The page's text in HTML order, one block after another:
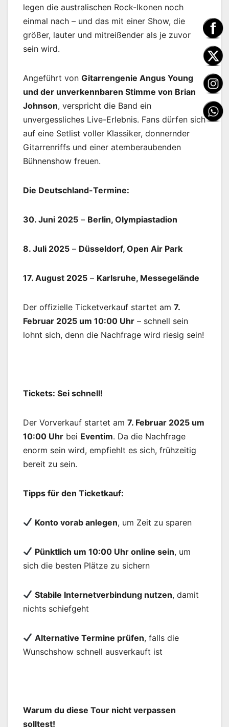
legen die australischen Rock-Ikonen noch
einmal nach – und das mit einer Show, die
größer, lauter und mitreißender als je zuvor
sein wird.
Angeführt von Gitarrengenie Angus Young
und der unverkennbaren Stimme von Brian
Johnson, verspricht die Band ein
unvergessliches Live-Erlebnis. Fans dürfen sich
auf eine Setlist voller Klassiker, donnernder
Gitarrenriffs und einer atemberaubenden
Bühnenshow freuen.
Die Deutschland-Termine:
30. Juni 2025 – Berlin, Olympiastadion
8. Juli 2025 – Düsseldorf, Open Air Park
17. August 2025 – Karlsruhe, Messegelände
Der offizielle Ticketverkauf startet am 7.
Februar 2025 um 10:00 Uhr – schnell sein
lohnt sich, denn die Nachfrage wird riesig sein!
Tickets: Sei schnell!
Der Vorverkauf startet am 7. Februar 2025 um
10:00 Uhr bei Eventim. Da die Nachfrage
enorm sein wird, empfiehlt es sich, frühzeitig
bereit zu sein.
Tipps für den Ticketkauf:
Konto vorab anlegen, um Zeit zu sparen
Pünktlich um 10:00 Uhr online sein, um
sich die besten Plätze zu sichern
Stabile Internetverbindung nutzen, damit
nichts schiefgeht
Alternative Termine prüfen, falls die
Wunschshow schnell ausverkauft ist
Warum du diese Tour nicht verpassen
solltest!